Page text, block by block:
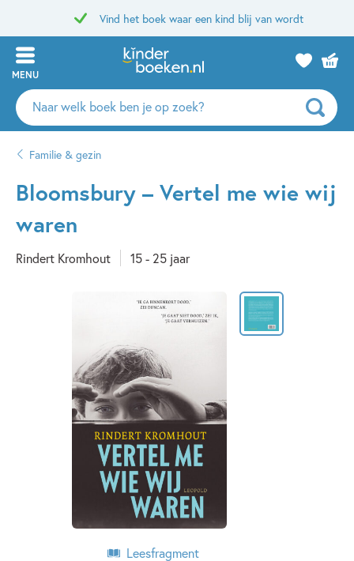
Vind het boek waar een kind blij van wordt
MENU
Zoeken
naar
auteurs
uitgevers
Familie & gezin
Bloomsbury – Vertel me wie wij
waren
Rindert Kromhout 15 - 25 jaar
Leesfragment